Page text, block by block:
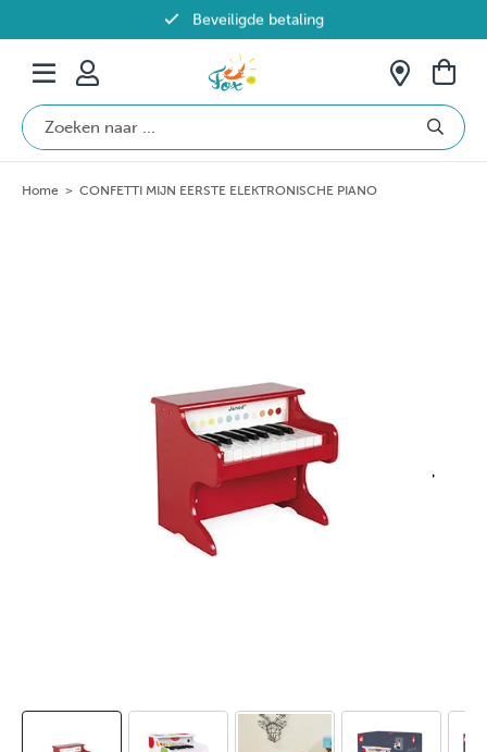
Beveiligde betaling
Gratis verzending vanaf €69 in België
Home > CONFETTI MIJN EERSTE ELEKTRONISCHE PIANO